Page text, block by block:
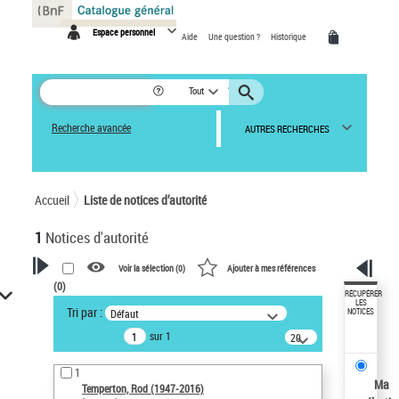
Espace personnel Aide Une question ? Historique
Tout
Recherche avancée AUTRES RECHERCHES
Accueil Liste de notices d’autorité
1 Notices d'autorité
VOTRE RECHERCHE
Recherche avancée dans les
notices d’autorité
Œuvres liées à l'auteur :
Temperton, Rod (1947-2016)
Voir la sélection (0) Ajouter à mes références
(0)
Tri par : Défaut
sur 1
20
résultats/page
1
Temperton, Rod (1947-2016)
RÉCUPÉRER
LES
NOTICES
Ma
Panneau de gestion des cookies